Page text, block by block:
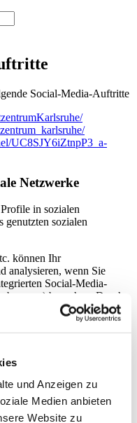
und Anzeigen zu
Medien anbieten
Website zu
Social-Media-Auftritte
UC8SJY6iZtnpP3_a-
Netzwerke
in sozialen
sozialen
können Ihr
analysieren, wenn Sie
Social-Media-
besuchen. Durch
werden zahlreiche
ausgelöst. Im
eingeloggt sind und
kann der Betreiber des
Benutzerkonto zuordnen.
Umständen aber auch
sind oder keinen